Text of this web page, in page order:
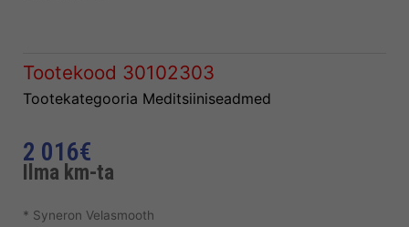
Tootekood 30102303
Tootekategooria Meditsiiniseadmed
2 016€
Ilma km-ta
* Syneron Velasmooth